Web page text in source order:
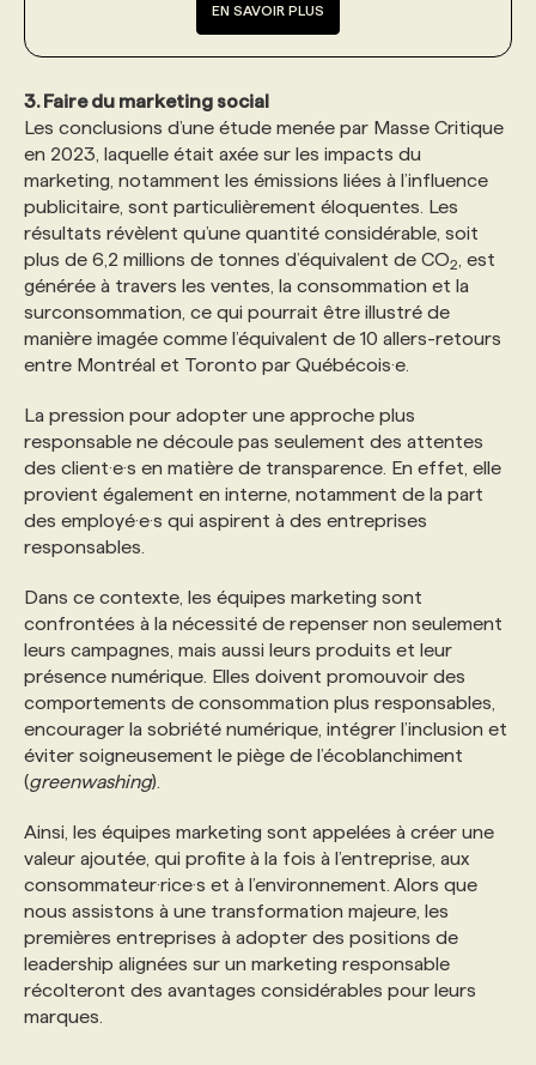
EN SAVOIR PLUS
3. Faire du marketing social
Les conclusions d’une étude menée par Masse Critique
en 2023, laquelle était axée sur les impacts du
marketing, notamment les émissions liées à l’influence
publicitaire, sont particulièrement éloquentes. Les
résultats révèlent qu’une quantité considérable, soit
plus de 6,2 millions de tonnes d’équivalent de CO2
, est
générée à travers les ventes, la consommation et la
surconsommation, ce qui pourrait être illustré de
manière imagée comme l’équivalent de 10 allers-retours
entre Montréal et Toronto par Québécois·e.
La pression pour adopter une approche plus
responsable ne découle pas seulement des attentes
des client·e·s en matière de transparence. En effet, elle
provient également en interne, notamment de la part
des employé·e·s qui aspirent à des entreprises
responsables.
Dans ce contexte, les équipes marketing sont
confrontées à la nécessité de repenser non seulement
leurs campagnes, mais aussi leurs produits et leur
présence numérique. Elles doivent promouvoir des
comportements de consommation plus responsables,
encourager la sobriété numérique, intégrer l’inclusion et
éviter soigneusement le piège de l’écoblanchiment
(greenwashing).
Ainsi, les équipes marketing sont appelées à créer une
valeur ajoutée, qui profite à la fois à l’entreprise, aux
consommateur·rice·s et à l’environnement. Alors que
nous assistons à une transformation majeure, les
premières entreprises à adopter des positions de
leadership alignées sur un marketing responsable
récolteront des avantages considérables pour leurs
marques.